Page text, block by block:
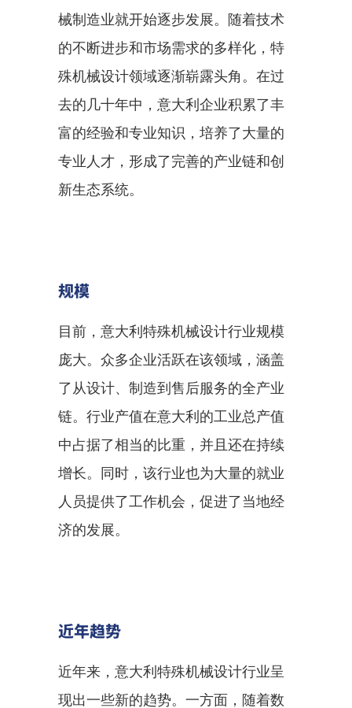
械制造业就开始逐步发展。随着技术
的不断进步和市场需求的多样化，特
殊机械设计领域逐渐崭露头角。在过
去的几十年中，意大利企业积累了丰
富的经验和专业知识，培养了大量的
专业人才，形成了完善的产业链和创
新生态系统。
规模
目前，意大利特殊机械设计行业规模
庞大。众多企业活跃在该领域，涵盖
了从设计、制造到售后服务的全产业
链。行业产值在意大利的工业总产值
中占据了相当的比重，并且还在持续
增长。同时，该行业也为大量的就业
人员提供了工作机会，促进了当地经
济的发展。
近年趋势
近年来，意大利特殊机械设计行业呈
现出一些新的趋势。一方面，随着数